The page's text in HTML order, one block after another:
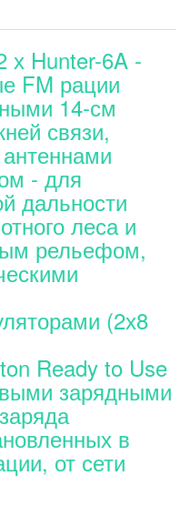
х Hunter-6A -
FM рации
14-см
связи,
- для
дальности
леса и
рельефом,
(2х8
Ready to Use
зарядными
в
от сети